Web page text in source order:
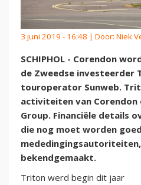
3 juni 2019 - 16:48 | Door: Niek
SCHIPHOL - Corendon
de Zweedse investeerder
touroperator Sunweb.
activiteiten van Corendon
Group. Financiële details
die nog moet worden
bekendgemaakt.
Triton werd begin dit jaar